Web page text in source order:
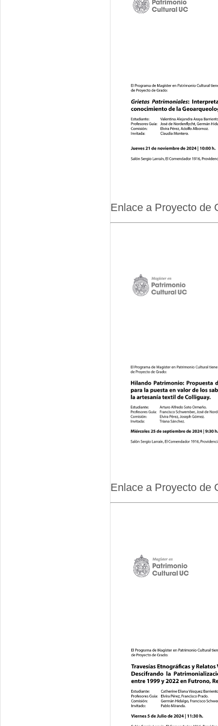
Enlace a Proyecto de
Enlace a Proyecto de